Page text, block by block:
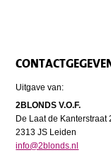
Uitgave van:
2BLONDS V.O.F.
De Laat de Kanterstraat
2313 JS Leiden
info@2blonds.nl